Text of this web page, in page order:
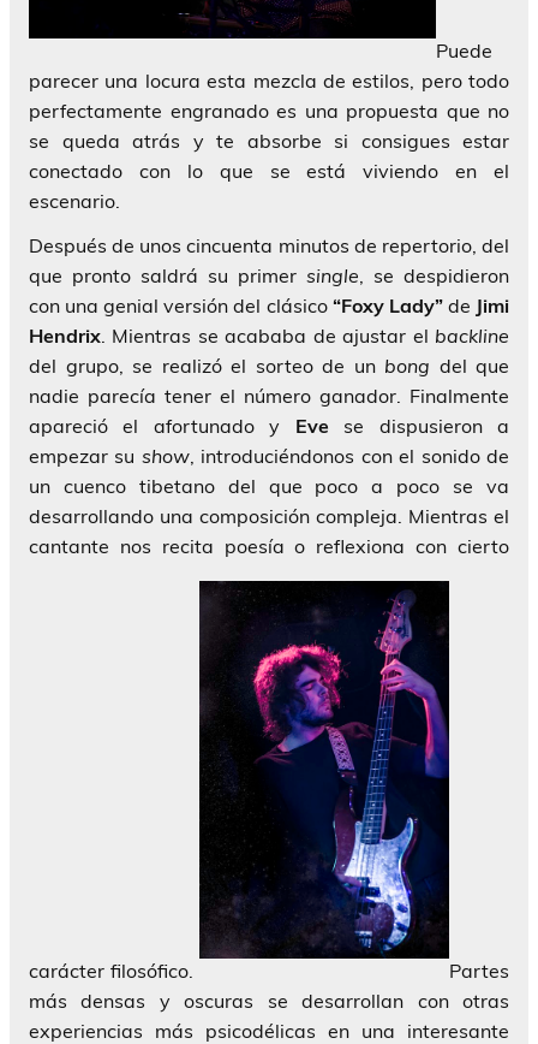
Puede
parecer una locura esta mezcla de estilos, pero todo
perfectamente engranado es una propuesta que no
se queda atrás y te absorbe si consigues estar
conectado con lo que se está viviendo en el
escenario.
Después de unos cincuenta minutos de repertorio, del
que pronto saldrá su primer single , se despidieron
con una genial versión del clásico “Foxy Lady”de Jimi
Hendrix . Mientras se acababa de ajustar el backline
del grupo, se realizó el sorteo de un bong del que
nadie parecía tener el número ganador. Finalmente
apareció el afortunado y Eve se dispusieron a
empezar su show, introduciéndonos con el sonido de
un cuenco tibetano del que poco a poco se va
desarrollando una composición compleja. Mientras el
cantante nos recita poesía o reflexiona con cierto
carácter filosófico.
Partes
más densas y oscuras se desarrollan con otras
experiencias más psicodélicas en una interesante